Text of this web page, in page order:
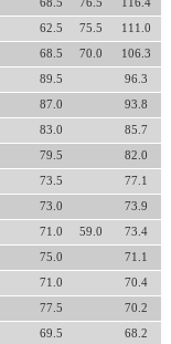
68.5 76.5 116.4
62.5 75.5 111.0
68.5 70.0 106.3
89.5 96.3
87.0 93.8
83.0 85.7
79.5 82.0
73.5 77.1
73.0 73.9
71.0 59.0 73.4
75.0 71.1
71.0 70.4
77.5 70.2
69.5 68.2